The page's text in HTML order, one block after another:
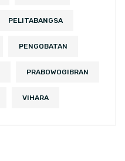
PELITABANGSA
PENGOBATAN
PRABOWOGIBRAN
VIHARA